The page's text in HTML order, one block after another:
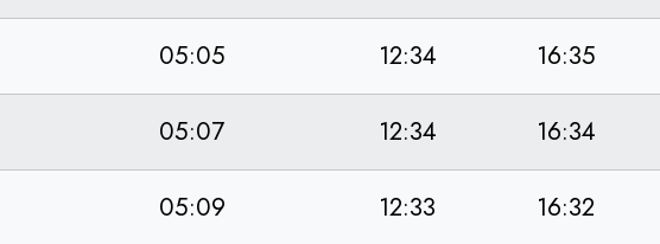
05:05 12:34 16:35
05:07 12:34 16:34
05:09 12:33 16:32